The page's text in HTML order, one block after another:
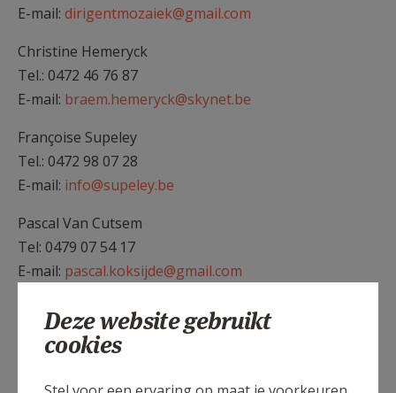
E-mail: dirigentmozaiek@gmail.com
Christine Hemeryck
Tel.: 0472 46 76 87
E-mail: braem.hemeryck@skynet.be
Françoise Supeley
Tel.: 0472 98 07 28
E-mail: info@supeley.be
Pascal Van Cutsem
Tel: 0479 07 54 17
E-mail: pascal.koksijde@gmail.com
Magda Vermeir
Tel.: 058 52 18 14
E-mail:magda.vermeir@gmail.com
Deze website gebruikt
cookies